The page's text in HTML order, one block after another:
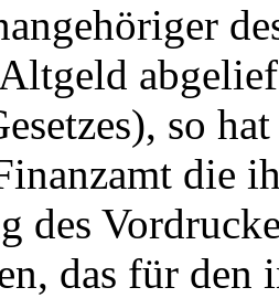
so
die
des
das für den